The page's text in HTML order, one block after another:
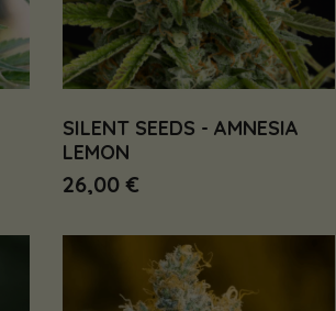
SILENT SEEDS - AMNESIA
LEMON
26,00 €